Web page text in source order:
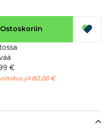
€
yli 80,00 €